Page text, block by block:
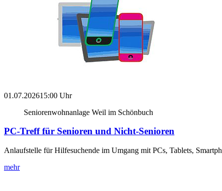
01.07.202615:00 Uhr
Seniorenwohnanlage Weil im Schönbuch
PC-Treff für Senioren und Nicht-Senioren
Anlaufstelle für Hilfesuchende im Umgang mit PCs, Tablets,
mehr